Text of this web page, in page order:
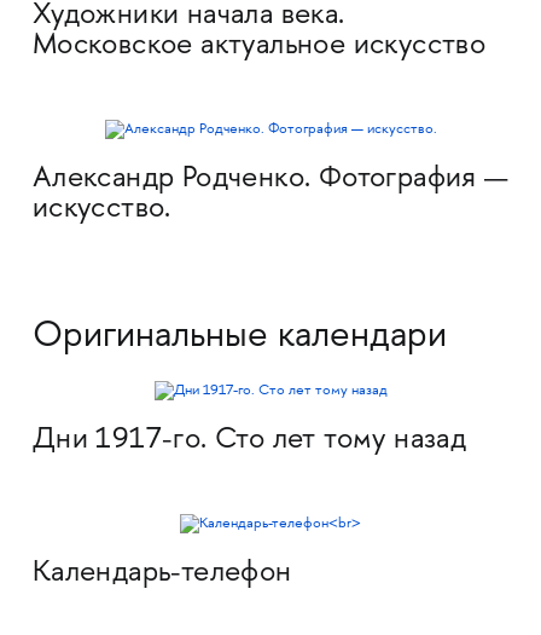
Художники начала века.
Московское актуальное искусство
Александр Родченко. Фотография —
искусство.
Оригинальные календари
Дни 1917-го. Сто лет тому назад
Календарь-телефон